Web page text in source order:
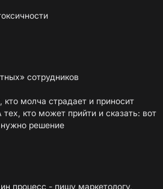
сотрудников
молча страдает и приносит
кто может прийти и сказать: вот
нужно решение
процесс - пишу маркетологу,